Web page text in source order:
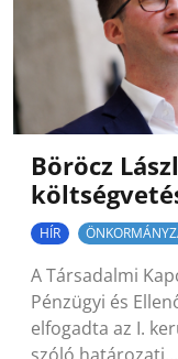
Böröcz
HÍR
A Társadalmi
Pénzügyi és
elfogadta az I.